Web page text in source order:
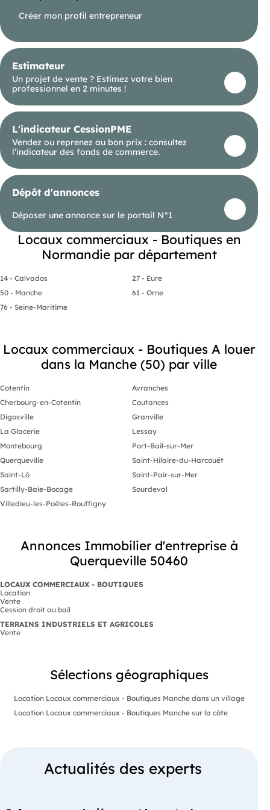
Créer mon profil entrepreneur
Estimateur
Un projet de vente ? Estimez votre bien
professionnel en 2 minutes !
L'indicateur CessionPME
Vendez ou reprenez au bon prix : consultez
l’indicateur des fonds de commerce.
Dépôt d'annonces
Déposer une annonce sur le portail N°1
Locaux commerciaux - Boutiques en
Normandie par département
14 - Calvados
27 - Eure
50 - Manche
61 - Orne
76 - Seine-Maritime
Locaux commerciaux - Boutiques A louer
dans la Manche (50) par ville
Cotentin
Avranches
Cherbourg-en-Cotentin
Coutances
Digosville
Granville
La Glacerie
Lessay
Montebourg
Port-Bail-sur-Mer
Querqueville
Saint-Hilaire-du-Harcouët
Saint-Lô
Saint-Pair-sur-Mer
Sartilly-Baie-Bocage
Sourdeval
Villedieu-les-Poêles-Rouffigny
Annonces Immobilier d'entreprise à
Querqueville 50460
LOCAUX COMMERCIAUX - BOUTIQUES
Location
Vente
Cession droit au bail
TERRAINS INDUSTRIELS ET AGRICOLES
Vente
Sélections géographiques
Location Locaux commerciaux - Boutiques Manche dans un village
Location Locaux commerciaux - Boutiques Manche sur la côte
Actualités des experts